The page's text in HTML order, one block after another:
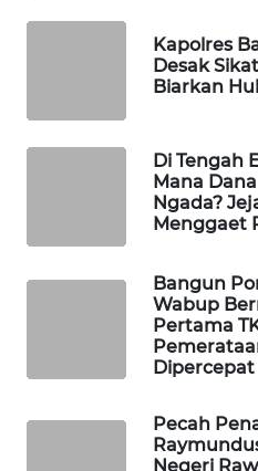
Kapolres
Desak
Biarkan
Di Tengah
Mana
Ngada?
Menggaet
Bangun
Wabup
Pertama
Dipercepat
Pecah
Negeri
ID
MKLI